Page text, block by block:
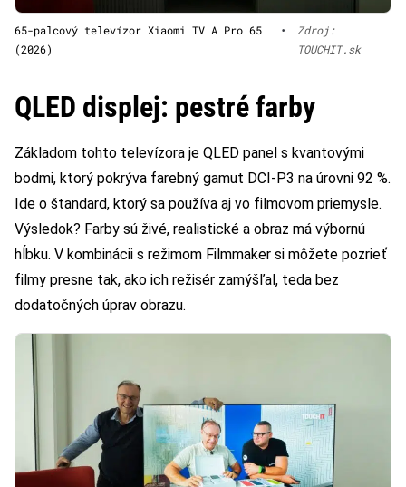
65-palcový televízor Xiaomi TV A Pro 65
(2026)
•
Zdroj:
TOUCHIT.sk
QLED displej: pestré farby
Základom tohto televízora je QLED panel s kvantovými
bodmi, ktorý pokrýva farebný gamut DCI-P3 na úrovni 92 %.
Ide o štandard, ktorý sa používa aj vo filmovom priemysle.
Výsledok? Farby sú živé, realistické a obraz má výbornú
hĺbku. V kombinácii s režimom Filmmaker si môžete pozrieť
filmy presne tak, ako ich režisér zamýšľal, teda bez
dodatočných úprav obrazu.